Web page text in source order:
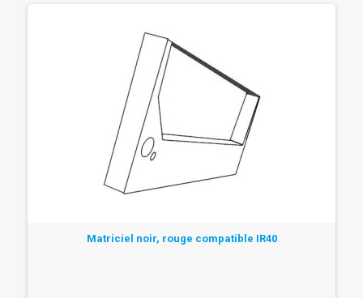
Matriciel noir, rouge compatible IR40